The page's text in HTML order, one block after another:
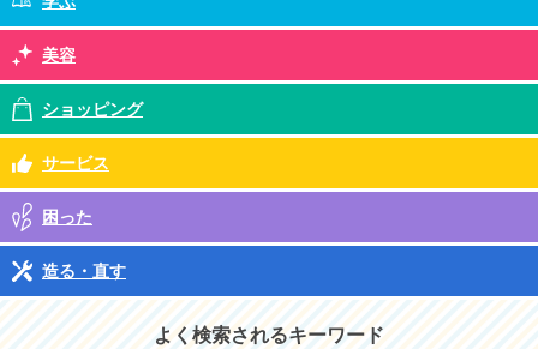
美容
ショッピング
サービス
困った
造る・直す
よく検索されるキーワード